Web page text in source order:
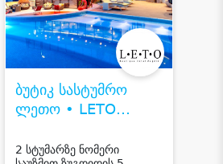
ბუტიკ სასტუმრო
ლეთო • LETO
2 სტუმარზე ნომერი